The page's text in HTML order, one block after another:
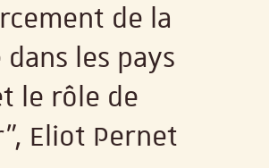
de la
les pays
le rôle de
Eliot Pernet